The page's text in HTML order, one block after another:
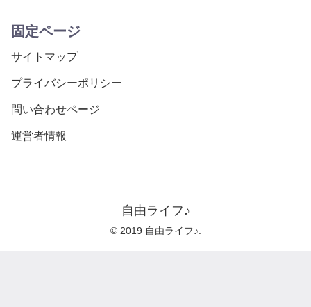
固定ページ
サイトマップ
プライバシーポリシー
問い合わせページ
運営者情報
自由ライフ♪
© 2019 自由ライフ♪.